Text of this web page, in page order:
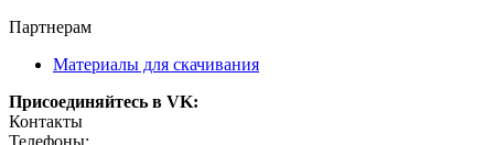
Партнерам
Материалы для скачивания
Присоединяйтесь в VK:
Контакты
Телефоны: